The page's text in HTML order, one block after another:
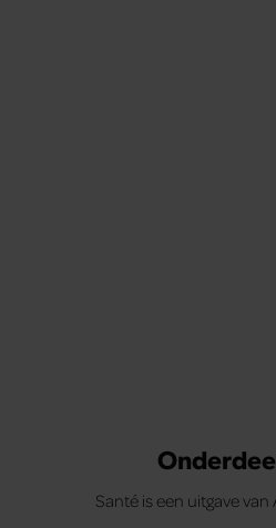
Santé is een uitgave van